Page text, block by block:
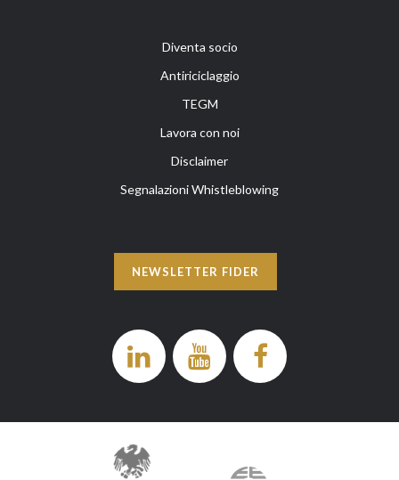
Diventa socio
Antiriciclaggio
TEGM
Lavora con noi
Disclaimer
Segnalazioni Whistleblowing
NEWSLETTER FIDER